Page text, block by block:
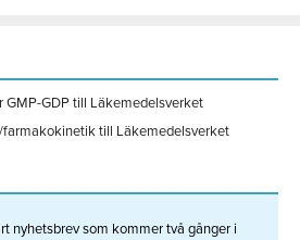
GMP-GDP till Läkemedelsverket
till Läkemedelsverket
nyhetsbrev som kommer två gånger i